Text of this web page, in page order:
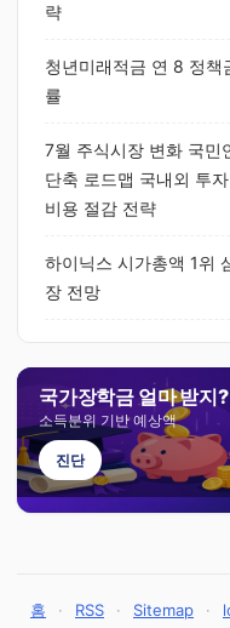
략
청년미래적금 연 8 정책
률
7월 주식시장 변화 국민
단축 로드맵 국내외 투
비용 절감 전략
하이닉스 시가총액 1위
장 전망
국가장학금 얼마 받지?
소득분위 기반 예상액
진단
홈 · RSS · Sitemap ·